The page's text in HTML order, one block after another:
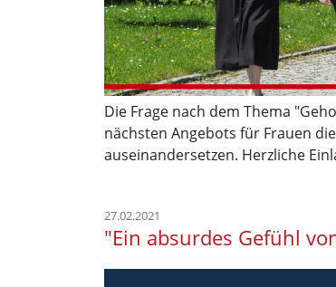
Die Frage nach dem Thema
nächsten Angebots für Frauen
auseinandersetzen. Herzliche
27.02.2021
"Ein absurdes Gefühl